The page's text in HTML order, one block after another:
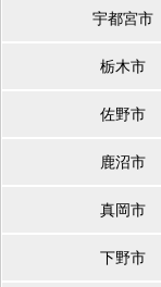
宇都宮市
栃木市
佐野市
鹿沼市
真岡市
下野市